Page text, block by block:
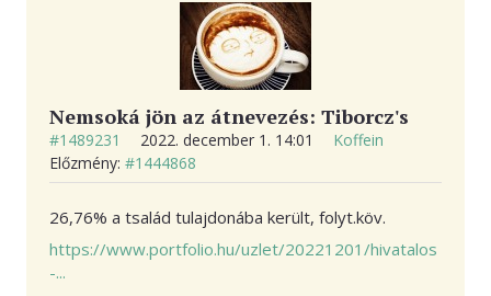
Nemsoká jön az átnevezés: Tiborcz's
#1489231 2022. december 1. 14:01
Koffein
Előzmény: #1444868
26,76% a tsalád tulajdonába került, folyt.köv.
https://www.portfolio.hu/uzlet/20221201/hivatalos
-...